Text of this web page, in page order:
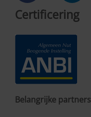
Certificering
Belangrijke partners